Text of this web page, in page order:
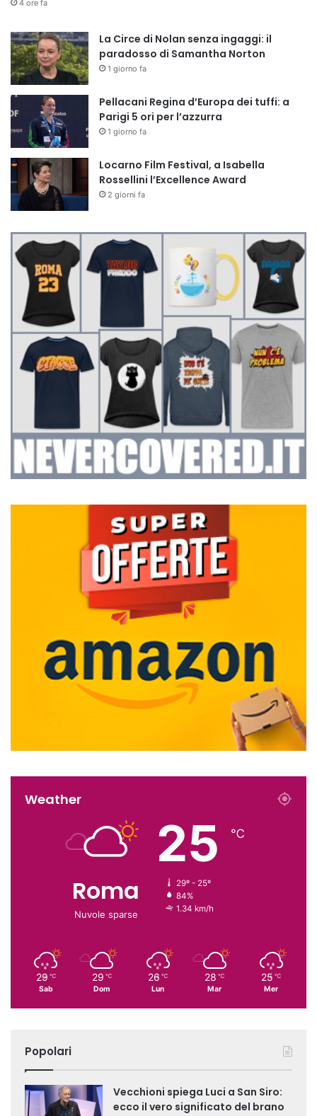
4 ore fa
La Circe di Nolan senza ingaggi: il
paradosso di Samantha Norton
1 giorno fa
Pellacani Regina d’Europa dei tuffi: a
Parigi 5 ori per l’azzurra
1 giorno fa
Locarno Film Festival, a Isabella
Rossellini l’Excellence Award
2 giorni fa
Weather
Roma
Nuvole sparse
25 ℃
29º - 25º
84%
1.34 km/h
29 ℃
Sab
29 ℃
Dom
26 ℃
Lun
28 ℃
Mar
25 ℃
Mer
Popolari
Vecchioni spiega Luci a San Siro:
ecco il vero significato del brano